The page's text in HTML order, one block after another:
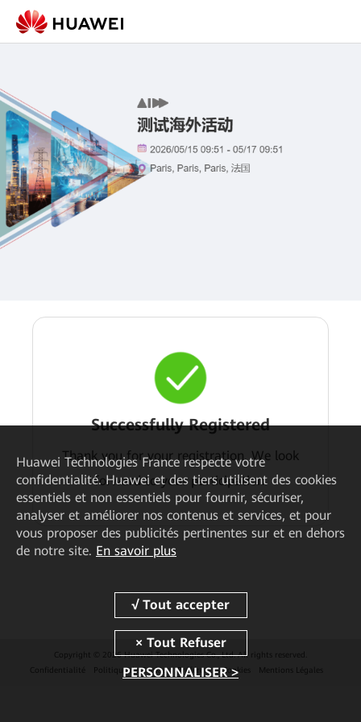
Successfully Registered
Thank you for your registration. We look
forward to your participation.
Copyright © 2026 Huawei Technologies Co., Ltd. All rights reserved.
Confidentialité
Politique de Cookies Préférences Cookies Mentions Légales
Huawei Technologies France respecte votre
confidentialité. Huawei et des tiers utilisent des cookies
essentiels et non essentiels pour fournir, sécuriser,
analyser et améliorer nos contenus et services, et pour
vous proposer des publicités pertinentes sur et en dehors
de notre site. En savoir plus
PERSONNALISER >